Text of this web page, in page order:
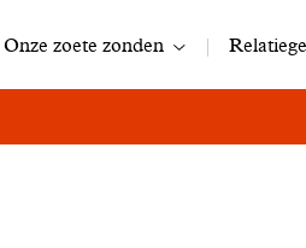
Navigatie
Onze zoete zonden